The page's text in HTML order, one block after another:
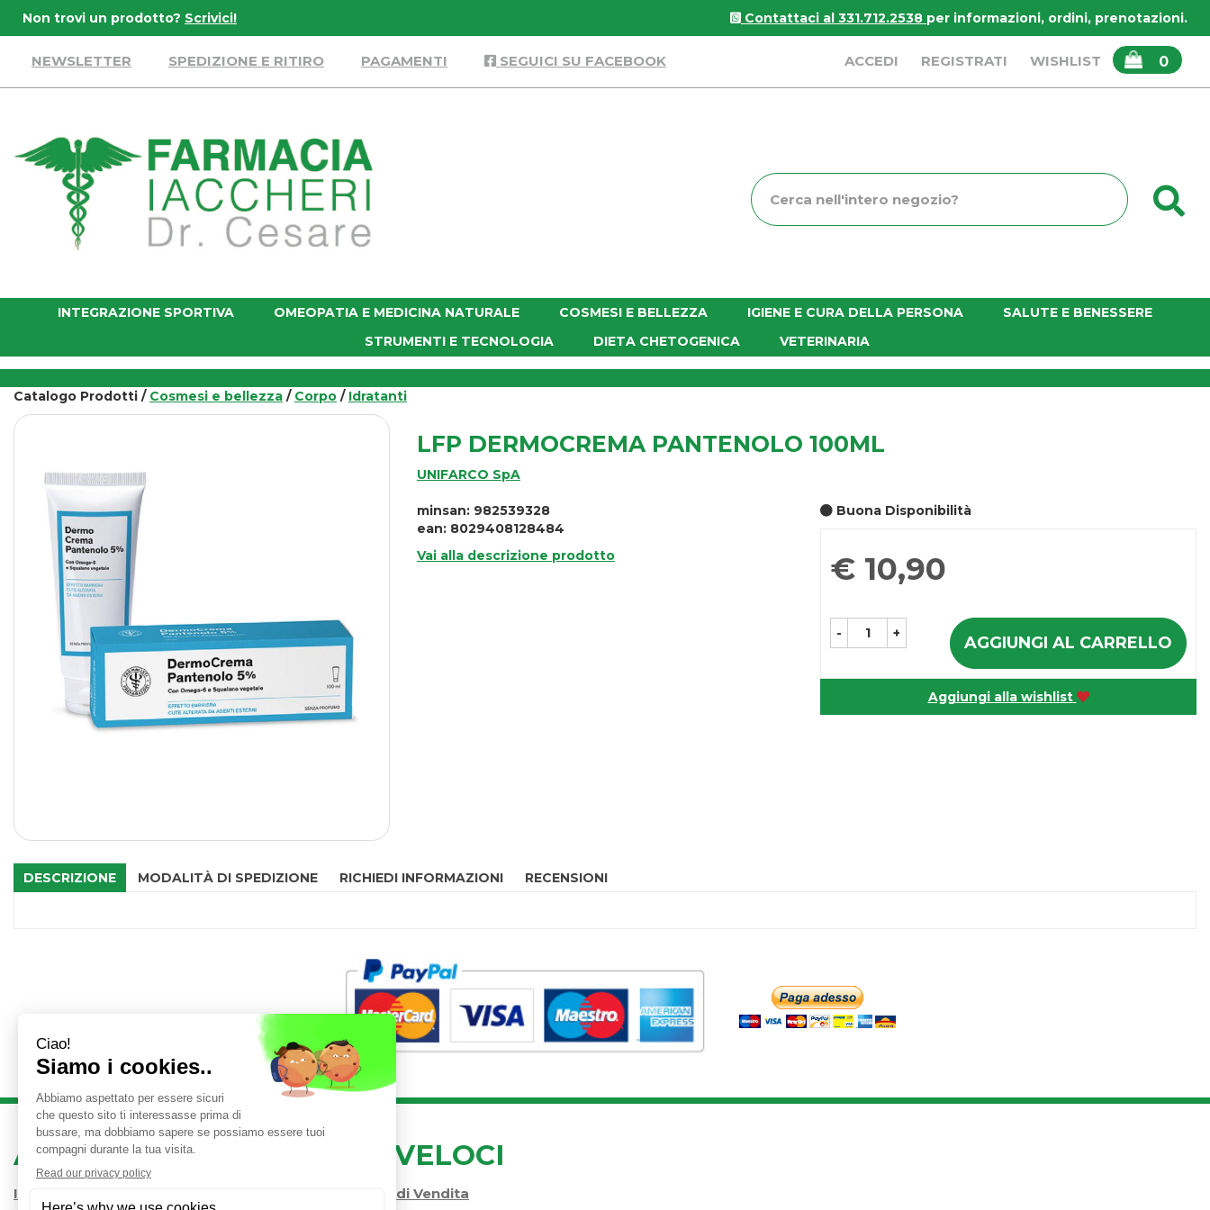
principale
Contattaci al 331.712.2538 per informazioni, ordini, prenotazioni.
Non trovi un prodotto? Scrivici!
NEWSLETTER SPEDIZIONE E RITIRO PAGAMENTI SEGUICI SU FACEBOOK ACCEDI REGISTRATI WISHLIST 0
ARTICOLI
INSERITI
Farmacia
Iaccheri
Cerca
Prodotto
INTEGRAZIONE SPORTIVA OMEOPATIA E MEDICINA NATURALE COSMESI E BELLEZZA IGIENE E CURA DELLA PERSONA
SALUTE E BENESSERE
STRUMENTI E TECNOLOGIA
DIETA CHETOGENICA VETERINARIA
Catalogo Prodotti / Cosmesi e bellezza / Corpo / Idratanti
LFP DERMOCREMA PANTENOLO 100ML
UNIFARCO SpA
minsan: 982539328
ean: 8029408128484
Vai alla descrizione prodotto
Buona Disponibilità
Prezzo
€ 10,90
- + AGGIUNGI AL CARRELLO
Aggiungi alla wishlist
DESCRIZIONE MODALITÀ DI SPEDIZIONE RICHIEDI INFORMAZIONI RECENSIONI
AREA UTENTE
Iscrizione alla Newsletter
LINK VELOCI
Condizioni di Vendita